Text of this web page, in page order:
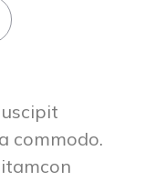
commodo.